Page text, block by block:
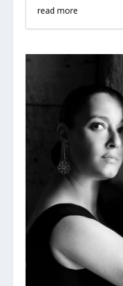
read more